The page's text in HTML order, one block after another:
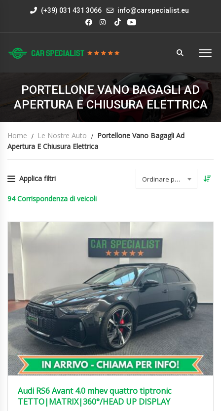
(+39) 031 431 3066 info@carspecialist.eu
PORTELLONE VANO BAGAGLI AD
APERTURA E CHIUSURA ELETTRICA
Home Le Nostre Auto
Portellone Vano Bagagli Ad
Apertura E Chiusura Elettrica
Applica filtri Ordinare per data
94 Corrispondenza di veicoli
Audi RS6 Avant 4.0 mhev quattro tiptronic
TETTO|MATRIX|360°/HEAD UP DISPLAY